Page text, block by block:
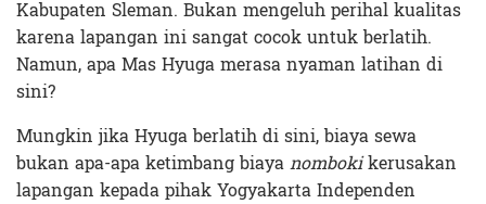
Kabupaten Sleman. Bukan mengeluh perihal kualitas
karena lapangan ini sangat cocok untuk berlatih.
Namun, apa Mas Hyuga merasa nyaman latihan di
sini?
Mungkin jika Hyuga berlatih di sini, biaya sewa
bukan apa-apa ketimbang biayanombokikerusakan
lapangan kepada pihak Yogyakarta Independen